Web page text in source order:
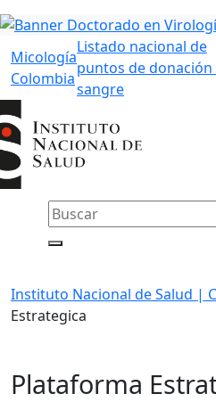
Micología
Colombia
Listado nacional de
puntos de donación
sangre
Instituto Nacional de Salud |
Estrategica
Plataforma